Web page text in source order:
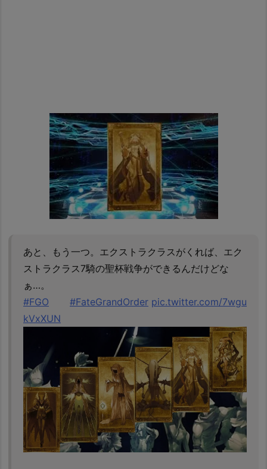
あと、もう一つ。エクストラクラスがくれば、エク
ストラクラス7騎の聖杯戦争ができるんだけどな
ぁ…。
#FGO
#FateGrandOrder pic.twitter.com/7wgu
kVxXUN